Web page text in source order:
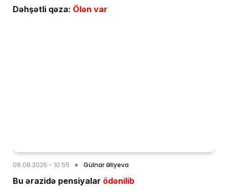
Dəhşətli qəza: Ölən var
08.08.2026 - 10:55 Gülnar Əliyeva
Bu ərazidə pensiyalar ödənilib